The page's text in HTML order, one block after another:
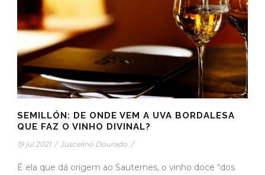
SEMILLÓN: DE ONDE VEM A UVA BORDALESA
QUE FAZ O VINHO DIVINAL?
19 jul 2021 / Juscelino Dourado /
É ela que dá origem ao Sauternes, o vinho doce “dos